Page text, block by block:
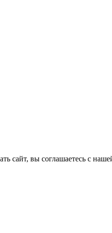
сайт, вы соглашаетесь с